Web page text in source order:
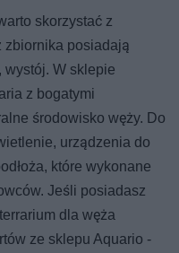
skorzystać z
zbiornika posiadają
wystój. W sklepie
z bogatymi
środowisko węży. Do
urządzenia do
które wykonane
Jeśli posiadasz
dla węża
ze sklepu Aquario -